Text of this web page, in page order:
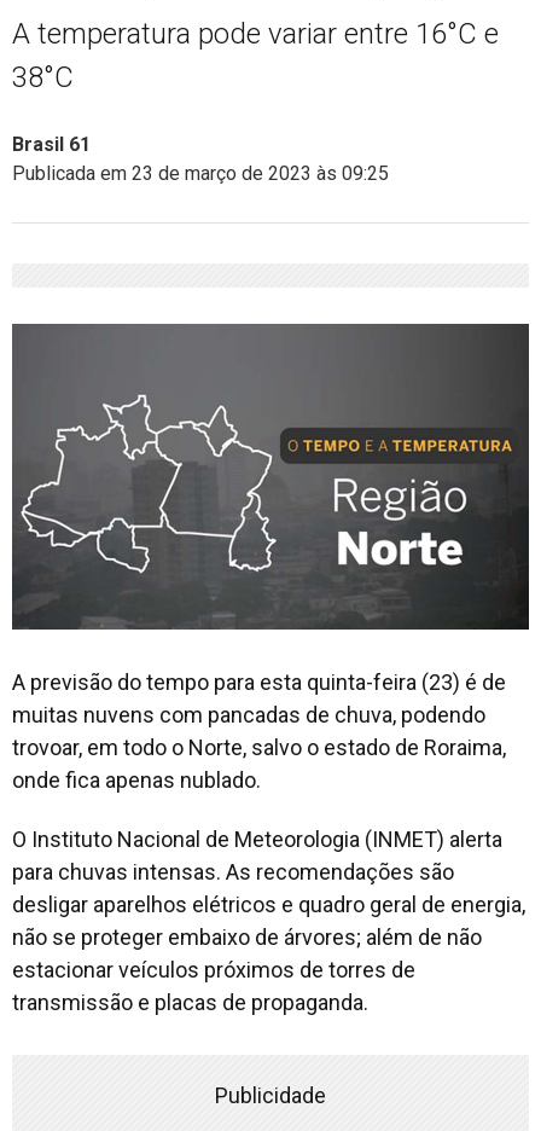
A temperatura pode variar entre 16°C e
38°C
Brasil 61
Publicada em 23 de março de 2023 às 09:25
A previsão do tempo para esta quinta-feira (23) é de
muitas nuvens com pancadas de chuva, podendo
trovoar, em todo o Norte, salvo o estado de Roraima,
onde fica apenas nublado.
O Instituto Nacional de Meteorologia (INMET) alerta
para chuvas intensas. As recomendações são
desligar aparelhos elétricos e quadro geral de energia,
não se proteger embaixo de árvores; além de não
estacionar veículos próximos de torres de
transmissão e placas de propaganda.
Publicidade